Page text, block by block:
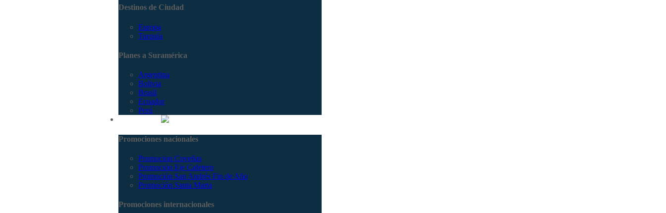
Destinos de Ciudad
Europa
Turquía
Planes a Suramérica
Argentina
Bolivia
Brasil
Ecuador
Perú
Promociones nacionales
Promocion Coveñas
Promoción Eje Cafetero
Promoción San Andrés Fin de Año
Promoción Santa Marta
Promociones internacionales